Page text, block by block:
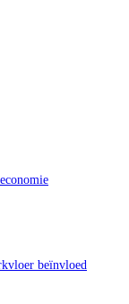
beïnvloed